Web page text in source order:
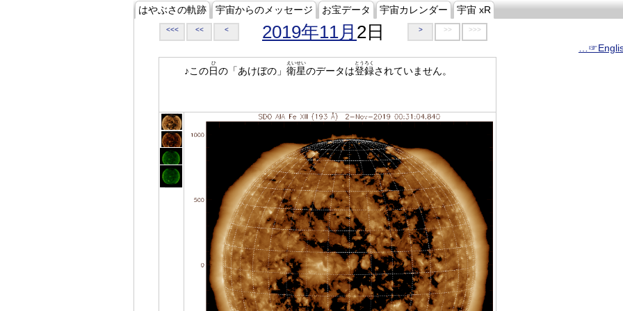
はやぶさの軌跡 宇宙からのメッセージ お宝データ 宇宙カレンダー 宇宙 xR
<<< << < 2019年11月 2日 > >> >>>
♪この日
ひ
の「あけぼの」 衛星
えいせい
のデータは登録
とうろく
されていません。